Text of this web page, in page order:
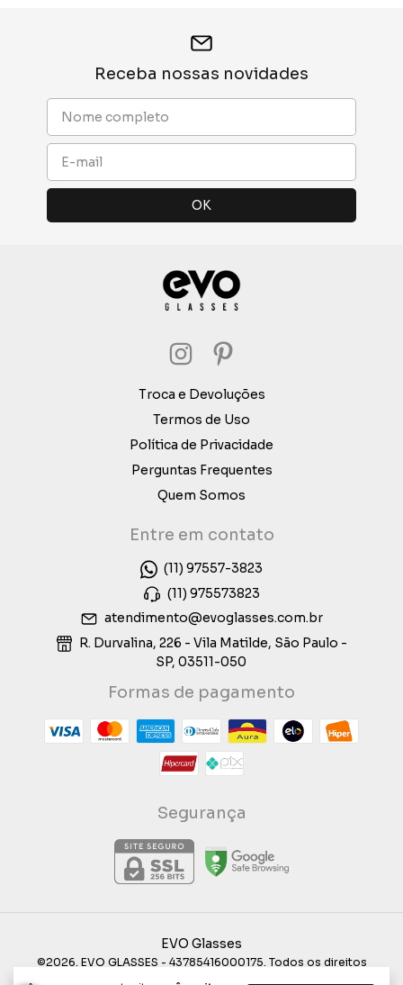
Receba nossas novidades
Troca e Devoluções
Termos de Uso
Política de Privacidade
Perguntas Frequentes
Quem Somos
Entre em contato
(11) 97557-3823
(11) 975573823
atendimento@evoglasses.com.br
R. Durvalina, 226 - Vila Matilde, São Paulo -
SP, 03511-050
Formas de pagamento
Segurança
EVO Glasses
©2026. EVO GLASSES - 43785416000175. Todos os direitos